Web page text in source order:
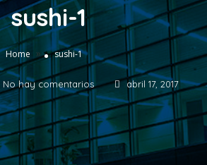
sushi-1
Home » sushi-1
No hay comentarios abril 17, 2017